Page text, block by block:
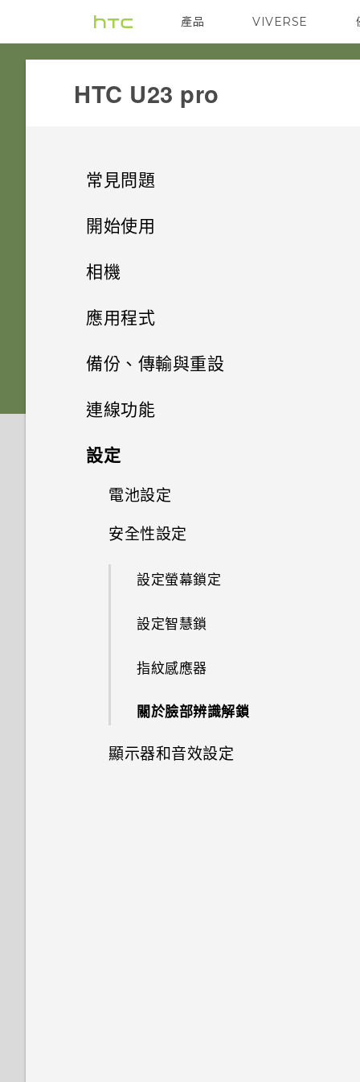
產品
VIVE G REIGNS
VIVERSE
HTC U23 pro‎
常見問題
電源與充電
如果手機不斷重新啟動或無法開
機進入主畫面，該怎麼辦？
手機無法充電時該怎麼做？
為何電池電力消耗如此快速？
圖形該怎麼辦？
如何使用尋找我的裝置尋找手機
與資料夾？
如何在手機與電腦之間複製檔
卡中的相片。我該怎麼做？
有些相片和影片無法備份。該怎
麼做才能從手機備份這些資料？
相片看起來模糊不清嗎？以下有
應用程式
為何氣象時鐘小工具顯示無法取
點選連結時，我的手機為何再也
無法顯示應用程式選項？
我說「嘿，Google」時，
Google Assistant 為何沒有回
應？
Google Assistant 會回應
搜尋或語音輸入時卻沒反應。我
強制關閉？
系統效能
為何手機會自動關機？
手機異常過熱或溫度過高時該怎
式？
無線與網路
我可以在手機上切換到另一個
做？
如何將手機的網際網路連線分享
腦。檔案存到哪裡去了？
設定與其他
如何找出手機的 IMEI/MEID 和
開始使用
打開包裝與設定
HTC U23 pro概觀
插入 nano SIM 卡和 microSD
卡
卸載記憶卡
開啟與關閉手機
主畫面
鎖定螢幕
使用快速設定
調整音量和音效設定
重新啟動 HTC U23 pro (軟體重
設)
存取設定
複製、貼上以及分享文字
式
使用 VIVE Avatar Creator 行動
式裝置搭配使用
相機
拍照和錄影
四鏡頭相機
開始使用相機應用程式
對焦和縮放
拍攝相片
場景偵測
拍攝連拍相片
散景特效
將自拍照儲存為鏡像影像
拍攝影片
Pro 手動模式模式
在相片上新增浮水印
慢動作錄影
錄製縮時影片
拍攝特寫相片
使用最佳精選模式捕捉最佳時刻
應用程式
應用程式與通知
通知
應用程式捷徑
切換最近使用的應用程式
同時使用兩個應用程式
使用子母畫面
如何確認應用程式是否支援子母
備份、傳輸與重設
傳輸
在 HTC U23 pro 和電腦之間傳
輸檔案
備份與重設
備份 HTC U23 pro
備份相片和影片
重設網路設定
重設 HTC U23 pro (硬體重啟)
連線功能
網際網路連線
連線到 Wi-Fi 網路
開啟或關閉數據連線
開啟或關閉漫遊服務
飛航模式
追蹤行動數據使用量
數據節省模式
連線到 VPN
無線分享
開啟或關閉藍牙
連接藍牙耳機
與藍牙裝置解除配對
使用藍牙接收檔案
使用 NFC
設定
電池設定
使用省電模式
顯示電池百分比
查看電池用量
在應用程式中啟用背景活動限制
安全性設定
設定螢幕鎖定
設定智慧鎖
指紋感應器
關於臉部辨識解鎖
顯示器和音效設定